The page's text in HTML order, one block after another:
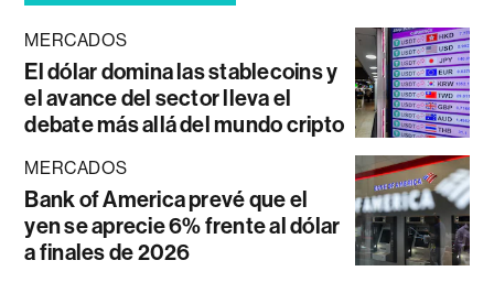
MERCADOS
El dólar domina las stablecoins y
el avance del sector lleva el
debate más allá del mundo cripto
MERCADOS
Bank of America prevé que el
yen se aprecie 6% frente al dólar
a finales de 2026